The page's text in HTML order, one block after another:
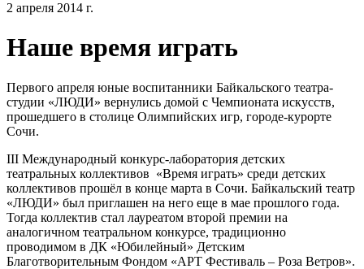
2 апреля 2014 г.
Наше время играть
Первого апреля юные воспитанники Байкальского театра-
студии «ЛЮДИ» вернулись домой с Чемпионата искусств,
прошедшего в столице Олимпийских игр, городе-курорте
Сочи.
III Международный конкурс-лаборатория детских
театральных коллективов «Время играть» среди детских
коллективов прошёл в конце марта в Сочи. Байкальский театр
«ЛЮДИ» был приглашен на него еще в мае прошлого года.
Тогда коллектив стал лауреатом второй премии на
аналогичном театральном конкурсе, традиционно
проводимом в ДК «Юбилейный» Детским
Благотворительным Фондом «АРТ Фестиваль – Роза Ветров».